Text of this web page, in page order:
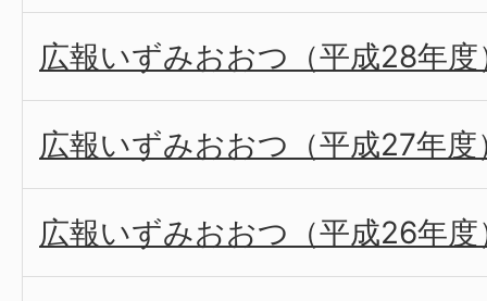
広報いずみおおつ（平成28年度
広報いずみおおつ（平成27年度
広報いずみおおつ（平成26年度